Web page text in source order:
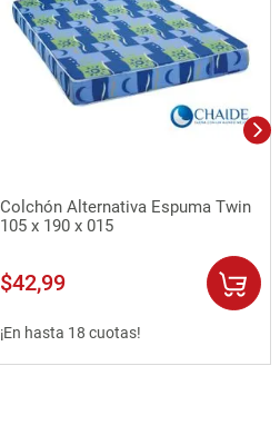
Vista rápida
Colchón Alternativa Espuma Twin
105 x 190 x 015
$42,99
¡En hasta 18 cuotas!